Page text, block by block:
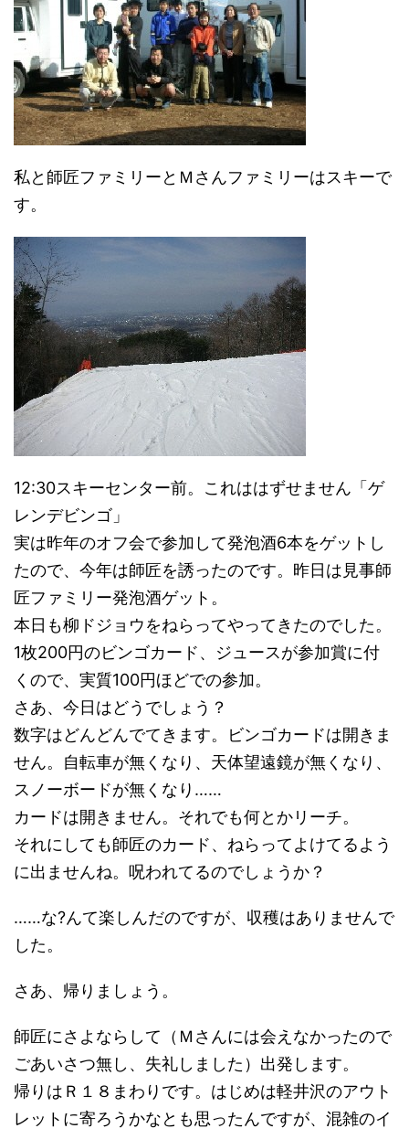
私と師匠ファミリーとＭさんファミリーはスキーで
す。
12:30スキーセンター前。これははずせません「ゲ
レンデビンゴ」
実は昨年のオフ会で参加して発泡酒6本をゲットし
たので、今年は師匠を誘ったのです。昨日は見事師
匠ファミリー発泡酒ゲット。
本日も柳ドジョウをねらってやってきたのでした。
1枚200円のビンゴカード、ジュースが参加賞に付
くので、実質100円ほどでの参加。
さあ、今日はどうでしょう？
数字はどんどんでてきます。ビンゴカードは開きま
せん。自転車が無くなり、天体望遠鏡が無くなり、
スノーボードが無くなり……
カードは開きません。それでも何とかリーチ。
それにしても師匠のカード、ねらってよけてるよう
に出ませんね。呪われてるのでしょうか？
……な?んて楽しんだのですが、収穫はありませんで
した。
さあ、帰りましょう。
師匠にさよならして（Ｍさんには会えなかったので
ごあいさつ無し、失礼しました）出発します。
帰りはＲ１８まわりです。はじめは軽井沢のアウト
レットに寄ろうかなとも思ったんですが、混雑のイ